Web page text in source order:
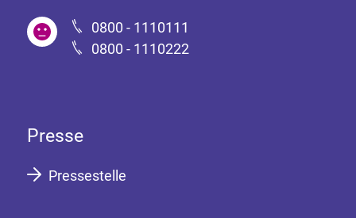
0800 - 1110111
0800 - 1110222
Presse
Pressestelle